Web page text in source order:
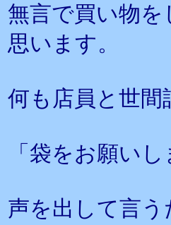
無言で買い物
思います。
何も店員と世
「袋をお願い
声を出して言